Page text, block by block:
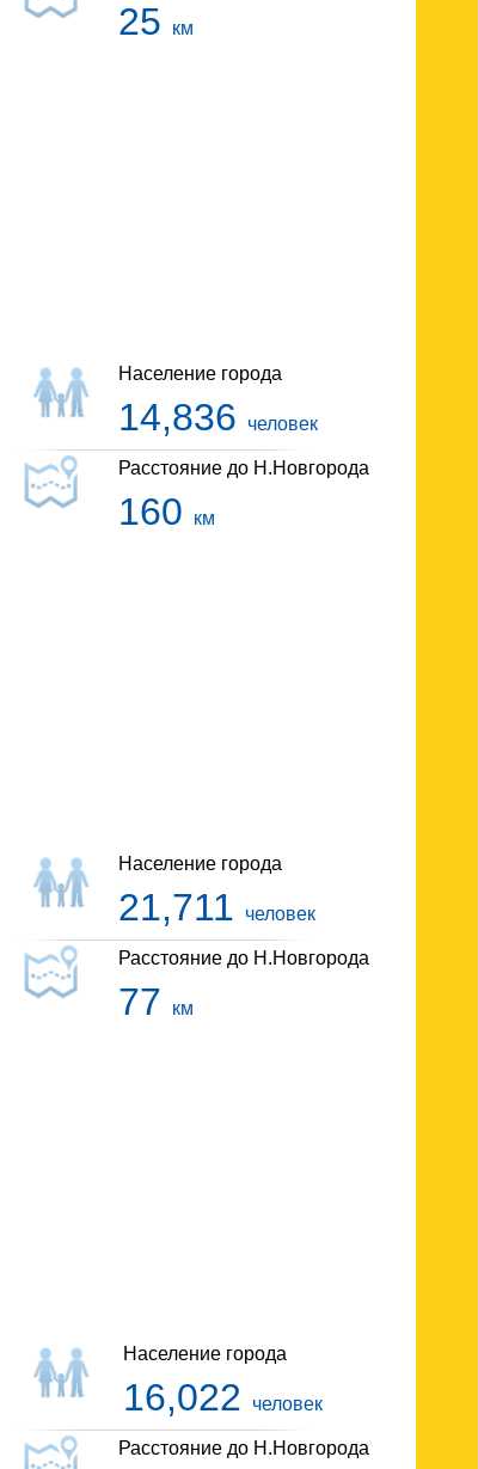
25 км
Население города
14,836 человек
Расстояние до Н.Новгорода
160 км
Население города
21,711 человек
Расстояние до Н.Новгорода
77 км
Население города
16,022 человек
Расстояние до Н.Новгорода